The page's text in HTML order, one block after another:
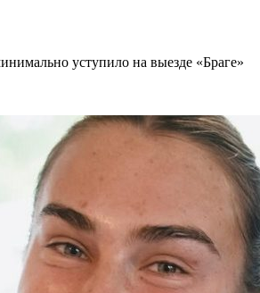
уступило на выезде «Браге»